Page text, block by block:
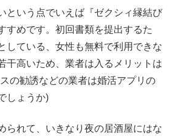
という点でいえば『ゼクシィ縁結び
すめです。初回書類を提出するた
している、女性も無料で利用できな
干高いため、業者は入るメリットは
の勧誘などの業者は婚活アプリの
しょうか)
られて、いきなり夜の居酒屋にはな